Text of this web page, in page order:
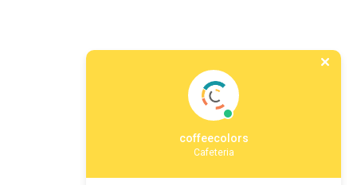
coffeecolors
Cafeteria